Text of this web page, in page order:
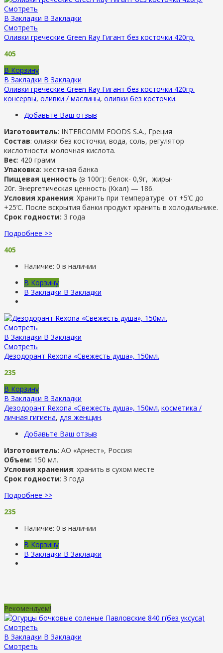
Смотреть
В Закладки В Закладки
Смотреть
Оливки греческие Green Ray Гигант без косточки 420гр.
405
В Корзину
В Закладки В Закладки
Оливки греческие Green Ray Гигант без косточки 420гр.
консервы, оливки / маслины, оливки без косточки.
Добавьте Ваш отзыв
Изготовитель: INTERCOMM FOODS S.A., Греция
Состав: оливки без косточки, вода, соль, регулятор
кислотности: молочная кислота.
Вес: 420 грамм
Упаковка: жестяная банка
Пищевая ценность (в 100г): белок- 0,9г, жиры-
20г. Энергетическая ценность (Ккал) — 186.
Условия хранения: Хранить при температуре от +5’C до
+25’C. После вскрытия банки продукт хранить в холодильнике.
Срок годности: 3 года
Подробнее >>
405
Наличие: 0 в наличии
В Корзину
В Закладки В Закладки
Смотреть
В Закладки В Закладки
Смотреть
Дезодорант Rexona «Свежесть душа», 150мл.
235
В Корзину
В Закладки В Закладки
Дезодорант Rexona «Свежесть душа», 150мл. косметика /
личная гигиена, для женщин.
Добавьте Ваш отзыв
Изготовитель: АО «Арнест», Россия
Объем: 150 мл.
Условия хранения: хранить в сухом месте
Срок годности: 3 года
Подробнее >>
235
Наличие: 0 в наличии
В Корзину
В Закладки В Закладки
Рекомендуем!
Смотреть
В Закладки В Закладки
Смотреть